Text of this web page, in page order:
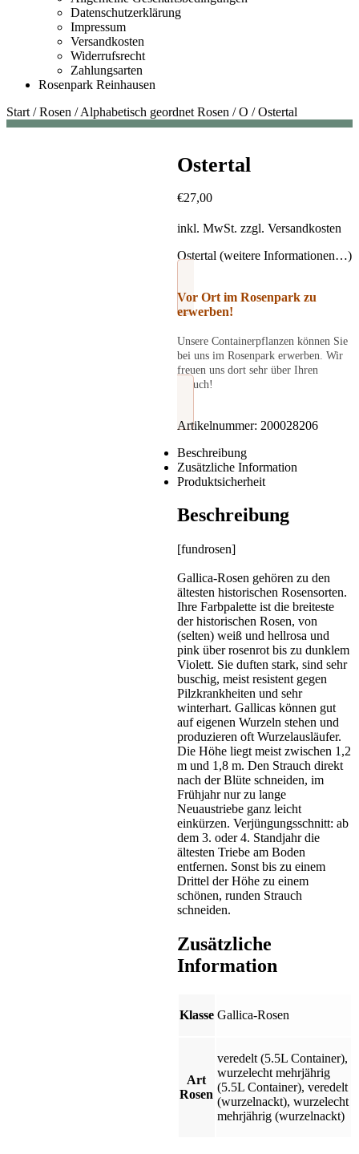
Datenschutzerklärung
Impressum
Versandkosten
Widerrufsrecht
Zahlungsarten
Rosenpark Reinhausen
Start /Rosen /Alphabetisch geordnet Rosen /O /Ostertal
Ostertal
€27,00
inkl. MwSt. zzgl. Versandkosten
Ostertal (weitere Informationen…)
Vor Ort im Rosenpark zu
erwerben!
Unsere Containerpflanzen können Sie
bei uns im Rosenpark erwerben. Wir
freuen uns dort sehr über Ihren
Besuch!
Artikelnummer: 200028206
Beschreibung
Zusätzliche Information
Produktsicherheit
Beschreibung
[fundrosen]
Gallica-Rosen gehören zu den
ältesten historischen Rosensorten.
Ihre Farbpalette ist die breiteste
der historischen Rosen, von
(selten) weiß und hellrosa und
pink über rosenrot bis zu dunklem
Violett. Sie duften stark, sind sehr
buschig, meist resistent gegen
Pilzkrankheiten und sehr
winterhart. Gallicas können gut
auf eigenen Wurzeln stehen und
produzieren oft Wurzelausläufer.
Die Höhe liegt meist zwischen 1,2
m und 1,8 m. Den Strauch direkt
nach der Blüte schneiden, im
Frühjahr nur zu lange
Neuaustriebe ganz leicht
einkürzen. Verjüngungsschnitt: ab
dem 3. oder 4. Standjahr die
ältesten Triebe am Boden
entfernen. Sonst bis zu einem
Drittel der Höhe zu einem
schönen, runden Strauch
schneiden.
Zusätzliche
Information
Klasse Gallica-Rosen
Art
Rosen
veredelt (5.5L Container),
wurzelecht mehrjährig
(5.5L Container), veredelt
(wurzelnackt), wurzelecht
mehrjährig (wurzelnackt)